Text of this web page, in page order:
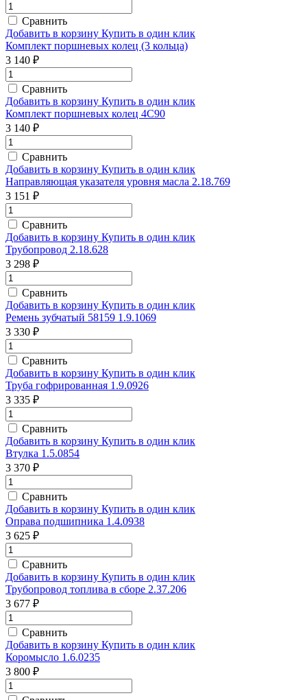
Сравнить
Добавить в корзину Купить в один клик
Комплект поршневых колец (3 кольца)
3 140 ₽
Сравнить
Добавить в корзину Купить в один клик
Комплект поршневых колец 4С90
3 140 ₽
Сравнить
Добавить в корзину Купить в один клик
Направляющая указателя уровня масла 2.18.769
3 151 ₽
Сравнить
Добавить в корзину Купить в один клик
Трубопровод 2.18.628
3 298 ₽
Сравнить
Добавить в корзину Купить в один клик
Ремень зубчатый 58159 1.9.1069
3 330 ₽
Сравнить
Добавить в корзину Купить в один клик
Труба гофрированная 1.9.0926
3 335 ₽
Сравнить
Добавить в корзину Купить в один клик
Втулка 1.5.0854
3 370 ₽
Сравнить
Добавить в корзину Купить в один клик
Оправа подшипника 1.4.0938
3 625 ₽
Сравнить
Добавить в корзину Купить в один клик
Трубопровод топлива в сборе 2.37.206
3 677 ₽
Сравнить
Добавить в корзину Купить в один клик
Коромысло 1.6.0235
3 800 ₽